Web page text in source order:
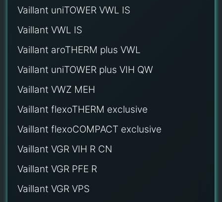
Vaillant uniTOWER VWL IS
Vaillant VWL IS
Vaillant aroTHERM plus VWL
Vaillant uniTOWER plus VIH QW
Vaillant VWZ MEH
Vaillant flexoTHERM exclusive
Vaillant flexoCOMPACT exclusive
Vaillant VGR VIH R CN
Vaillant VGR PFE R
Vaillant VGR VPS